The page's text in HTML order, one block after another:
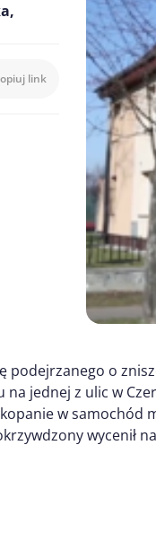
link
podejrzanego o
na jednej z ulic w
w samochód
wycenił